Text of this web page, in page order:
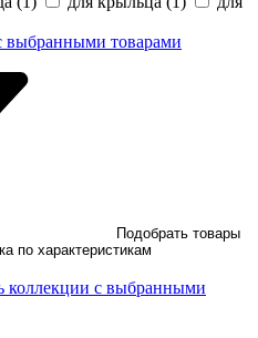
выбранными товарами
по характеристикам
коллекции с выбранными